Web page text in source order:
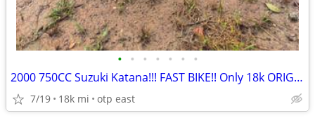
• • • • • • •
2000 750CC Suzuki Katana!!! FAST BIKE!! Only 18k ORIGINAL MILES!!
7/19 18k mi otp east